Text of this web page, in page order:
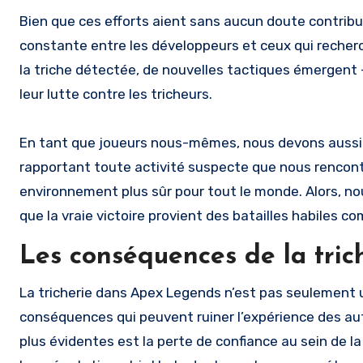
Bien que ces efforts aient sans aucun doute
constante entre les développeurs et ceux qui
la triche détectée, de nouvelles tactiques
leur lutte contre les tricheurs.
En tant que joueurs nous-mêmes, nous devons
rapportant toute activité suspecte que nous
environnement plus sûr pour tout le monde. Alors,
que la vraie victoire provient des batailles habiles
Les conséquences de la
La tricherie dans Apex Legends n’est pas
conséquences qui peuvent ruiner l’expérience des
plus évidentes est la perte de confiance au sein de